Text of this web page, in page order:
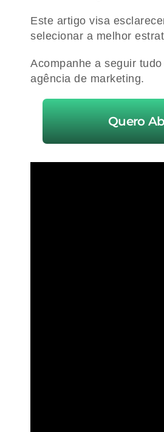
Este artigo visa
selecionar a melhor
Acompanhe a seguir
agência de marketing.
Quero